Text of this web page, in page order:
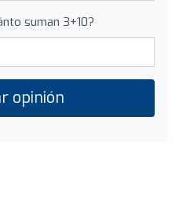
suman 3+10?
opinión